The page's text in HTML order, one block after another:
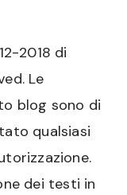
2018 di
Le
blog sono di
qualsiasi
dei testi in